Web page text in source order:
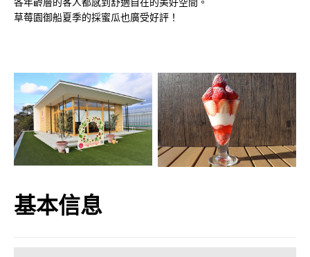
草莓園御船夏季的採蜜瓜也廣受好評！
基本信息